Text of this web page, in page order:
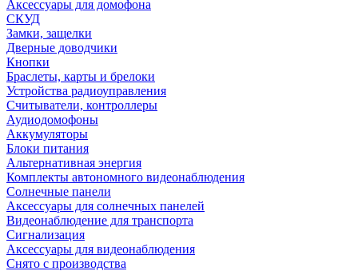
Аксессуары для домофона
СКУД
Замки, защелки
Дверные доводчики
Кнопки
Браслеты, карты и брелоки
Устройства радиоуправления
Считыватели, контроллеры
Аудиодомофоны
Аккумуляторы
Блоки питания
Альтернативная энергия
Комплекты автономного видеонаблюдения
Солнечные панели
Аксессуары для солнечных панелей
Видеонаблюдение для транспорта
Сигнализация
Аксессуары для видеонаблюдения
Снято с производства